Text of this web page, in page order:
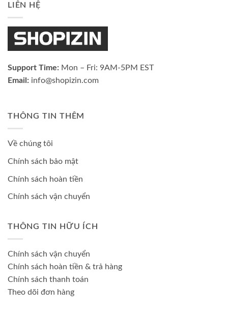
LIÊN HỆ
Support Time: Mon – Fri: 9AM-5PM EST
Email: info@shopizin.com
THÔNG TIN THÊM
Về chúng tôi
Chính sách bảo mật
Chính sách hoàn tiền
Chính sách vận chuyển
THÔNG TIN HỮU ÍCH
Chính sách vận chuyển
Chính sách hoàn tiền & trả hàng
Chính sách thanh toán
Theo dõi đơn hàng